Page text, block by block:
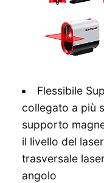
Flessibile
collegato a più
supporto
il livello del
trasversale
angolo